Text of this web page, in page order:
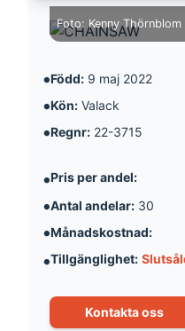
Foto: Kenny Thörnblom
·Född: 9 maj 2022
·Kön: Valack
·Regnr: 22-3715
·Pris per andel:
·Antal andelar: 30
·Månadskostnad:
·Tillgänglighet:
Kontakta oss